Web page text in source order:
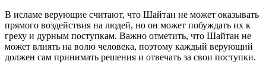
В исламе верующие считают, что Шайтан не может оказывать
прямого воздействия на людей, но он может побуждать их к
греху и дурным поступкам. Важно отметить, что Шайтан не
может влиять на волю человека, поэтому каждый верующий
должен сам принимать решения и отвечать за свои поступки.